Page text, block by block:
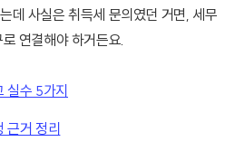
데 사실은 취득세 문의였던 거면, 세무
연결해야 하거든요.
실수 5가지
근거 정리